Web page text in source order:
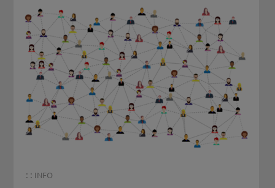
: : INFO